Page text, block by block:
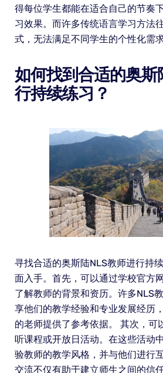
得每位学生都能在适合自己的节奏
习效果。而许多传统语言学习方法
式，无法满足不同学生的个性化需求
如何找到合适的奥斯
行持续练习？
寻找合适的奥斯陆NLS教师进行持
面入手。首先，可以通过学校官方
了解教师的背景和资历。许多NLS
享他们的教学经验和专业发展经历
的老师提供了参考依据。 其次，可
听课程或开放日活动。在这些活动
验教师的教学风格，并与他们进行
交流不仅有助于建立师生之间的信